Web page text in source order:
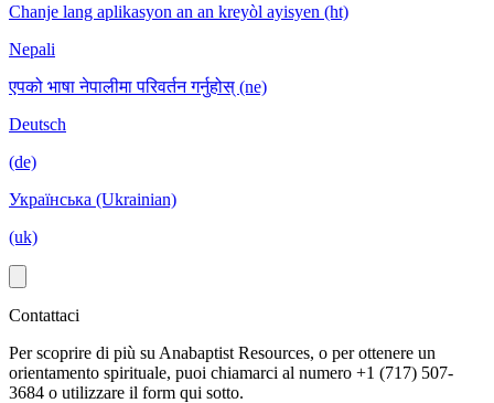
Chanje lang aplikasyon an an kreyòl ayisyen (ht)
Nepali
एपको भाषा नेपालीमा परिवर्तन गर्नुहोस् (ne)
Deutsch
(de)
Українська (Ukrainian)
(uk)
Contattaci
Per scoprire di più su Anabaptist Resources, o per ottenere un
orientamento spirituale, puoi chiamarci al numero +1 (717) 507-
3684 o utilizzare il form qui sotto.